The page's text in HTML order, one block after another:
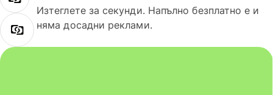
Изтеглете за секунди. Напълно безплатно е и
няма досадни реклами.